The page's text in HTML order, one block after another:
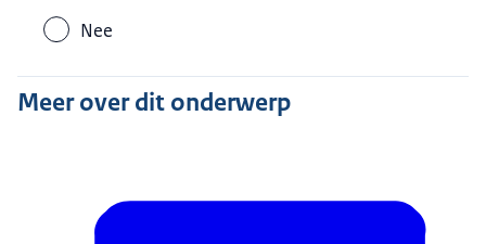
Nee
Meer over dit onderwerp